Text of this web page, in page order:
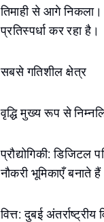
तिमाही से आगे निकला।
प्रतिस्पर्धा कर रहा है।
सबसे गतिशील क्षेत्र
वृद्धि मुख्य रूप से
प्रौद्योगिकी: डिजिटल
नौकरी भूमिकाएँ बनाते
वित्त: दुबई